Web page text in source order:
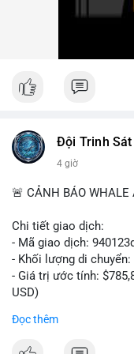
nhiều giao dịch lớn (từ
Xem chi tiết các bài
#ofacsanctions
Đội Trinh Sát
4 giờ
🚨 CẢNH BÁO WHALE
Chi tiết giao dịch:
- Mã giao dịch:
- Khối lượng di chuyển:
- Giá trị ước tính:
USD)
Đọc thêm